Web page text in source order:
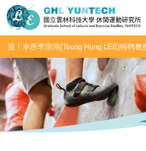
賀！本所李宗鴻(Tsung Hung LEE)特聘
科學家（World’s Top 2% Scientists 2020
力」及「2020年度科學影響力」